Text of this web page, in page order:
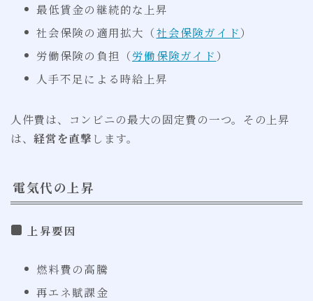
最低賃金の継続的な上昇
社会保険の適用拡大（社会保険ガイド）
労働保険の負担（労働保険ガイド）
人手不足による時給上昇
人件費は、コンビニの最大の固定費の一つ。その上昇
は、経営を直撃 します。
電気代の上昇
上昇要因
燃料費の高騰
再エネ賦課金